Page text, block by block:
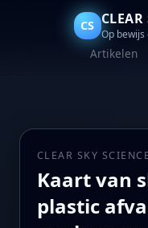
CS CLEAR
Op
Artikelen
CLEAR SKY
Kaart van
plastic